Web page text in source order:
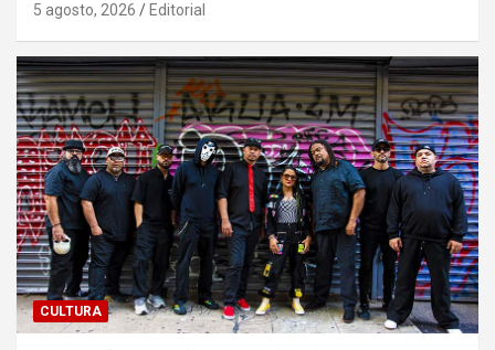
5 agosto, 2026 Editorial
CULTURA